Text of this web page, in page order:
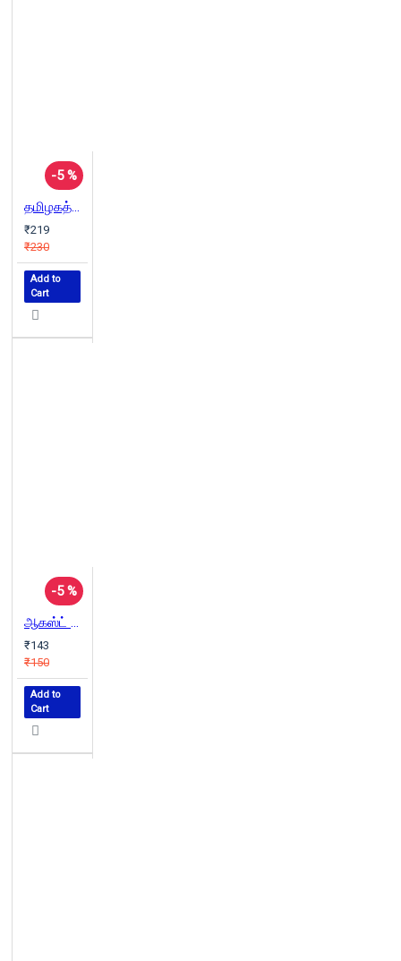
-5 %
தமிழகத்தில் அடிமைமுறை
₹219
₹230
Add to
Cart
-5 %
ஆகஸ்ட் போராட்டம்
₹143
₹150
Add to
Cart